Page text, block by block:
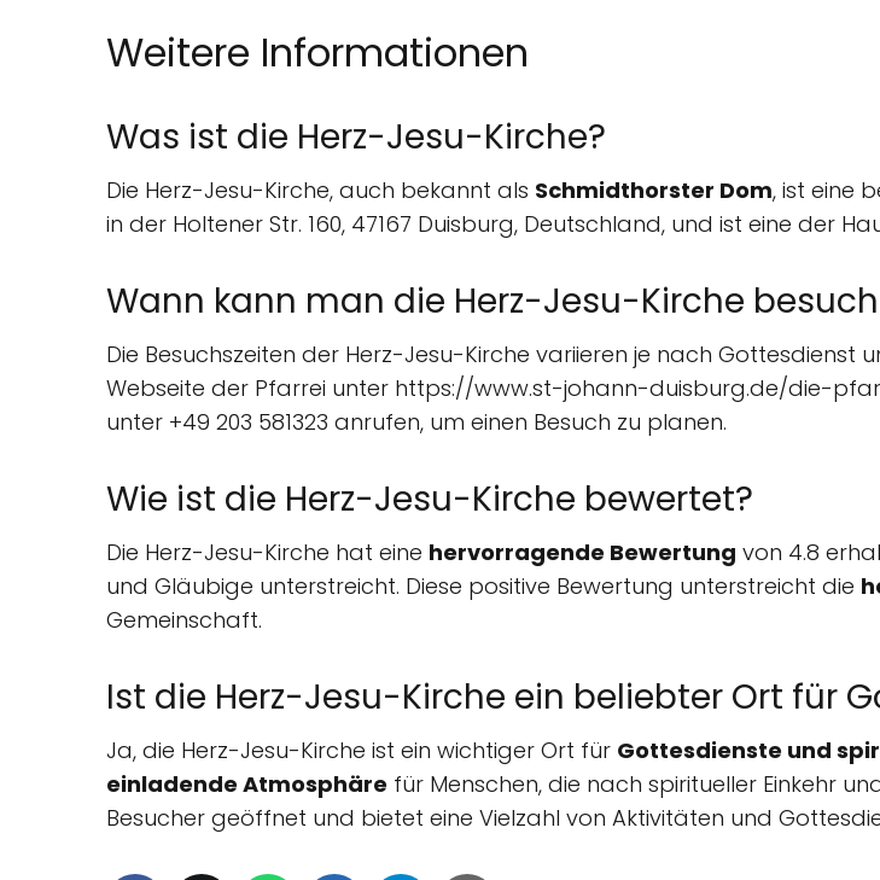
Weitere Informationen
Was ist die Herz-Jesu-Kirche?
Die Herz-Jesu-Kirche, auch bekannt als Schmidthorster Dom, ist eine
in der Holtener Str. 160, 47167 Duisburg, Deutschland, und ist eine der
Wann kann man die Herz-Jesu-Kirche
Die Besuchszeiten der Herz-Jesu-Kirche variieren je nach
Webseite der Pfarrei unter https://www.st-johann-duisburg.de/die-
unter +49 203 581323 anrufen, um einen Besuch zu planen.
Wie ist die Herz-Jesu-Kirche bewertet?
Die Herz-Jesu-Kirche hat eine hervorragende Bewertung von 4.8
und Gläubige unterstreicht. Diese positive Bewertung unterstreicht die
Gemeinschaft.
Ist die Herz-Jesu-Kirche ein beliebter Ort für
Ja, die Herz-Jesu-Kirche ist ein wichtiger Ort für Gottesdienste und
einladende Atmosphäre für Menschen, die nach spiritueller Einkehr
Besucher geöffnet und bietet eine Vielzahl von Aktivitäten und